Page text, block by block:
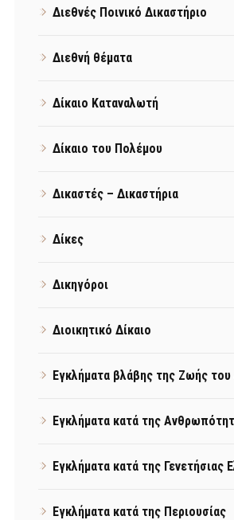
Διεθνές Ποινικό Δικαστήριο
Διεθνή θέματα
Δίκαιο Καταναλωτή
Δίκαιο του Πολέμου
Δικαστές – Δικαστήρια
Δίκες
Δικηγόροι
Διοικητικό Δίκαιο
Εγκλήματα βλάβης της Ζωής
Εγκλήματα κατά της
Εγκλήματα κατά της Γενετήσιας
Εγκλήματα κατά της Περιουσίας